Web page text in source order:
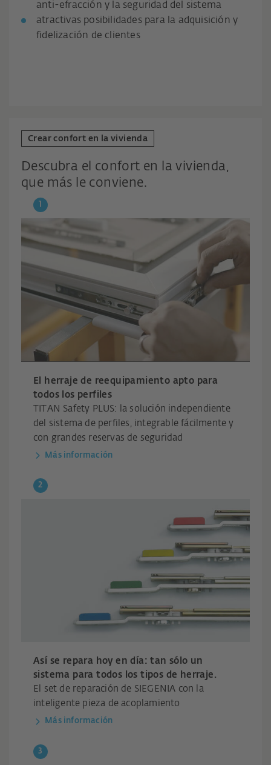
anti-efracción y la seguridad del sistema
atractivas posibilidades para la adquisición y
fidelización de clientes
Crear confort en la vivienda
Descubra el confort en la vivienda,
que más le conviene.
El herraje de reequipamiento apto para
todos los perfiles
TITAN Safety PLUS: la solución independiente
del sistema de perfiles, integrable fácilmente y
con grandes reservas de seguridad
Más información
Así se repara hoy en día: tan sólo un
sistema para todos los tipos de herraje.
El set de reparación de SIEGENIA con la
inteligente pieza de acoplamiento
Más información